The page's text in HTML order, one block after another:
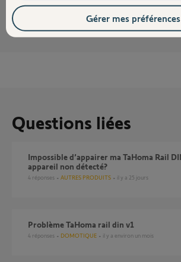
Questions liées
Impossible d’appairer ma TaHoma Rail DIN V1 (Nexity) –
appareil non détecté?
4 réponses AUTRES PRODUITS il y a 25 jours
Problème TaHoma rail din v1
4 réponses DOMOTIQUE il y a environ un mois
Gérer mes préférences